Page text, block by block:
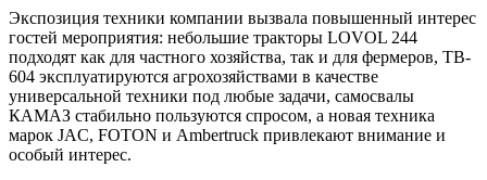
Экспозиция техники компании вызвала повышенный интерес
гостей мероприятия: небольшие тракторы LOVOL 244
подходят как для частного хозяйства, так и для фермеров, TB-
604 эксплуатируются агрохозяйствами в качестве
универсальной техники под любые задачи, самосвалы
КАМАЗ стабильно пользуются спросом, а новая техника
марок JAC, FOTON и Ambertruck привлекают внимание и
особый интерес.